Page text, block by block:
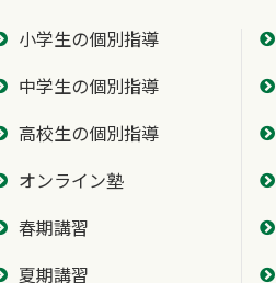
小学生の個別指導
中学生の個別指導
高校生の個別指導
オンライン塾
春期講習
夏期講習